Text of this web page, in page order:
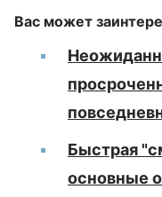
Вас может
Быстрая
основные